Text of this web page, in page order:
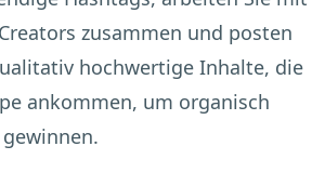
zusammen und posten
hochwertige Inhalte, die
ankommen, um organisch